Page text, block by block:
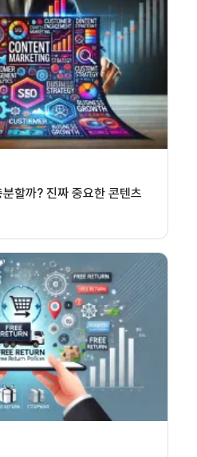
할까? 진짜 중요한 콘텐츠